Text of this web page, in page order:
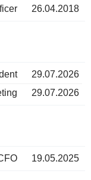
26.04.2018
29.07.2026
29.07.2026
19.05.2025